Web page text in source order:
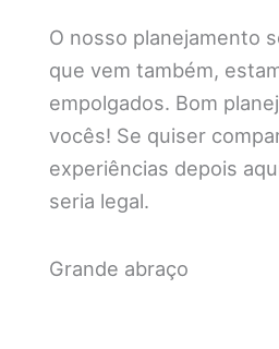
O nosso planejamento
que vem também,
empolgados. Bom
vocês! Se quiser
experiências depois
seria legal.
Grande abraço